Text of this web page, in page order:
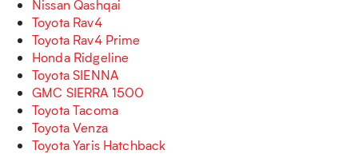
Nissan Qashqai
Toyota Rav4
Toyota Rav4 Prime
Honda Ridgeline
Toyota SIENNA
GMC SIERRA 1500
Toyota Tacoma
Toyota Venza
Toyota Yaris Hatchback